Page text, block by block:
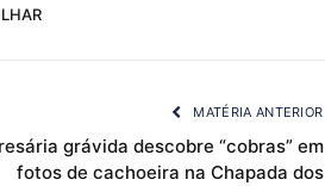
MATÉRIA ANTERIOR
grávida descobre “cobras” em
fotos de cachoeira na Chapada dos